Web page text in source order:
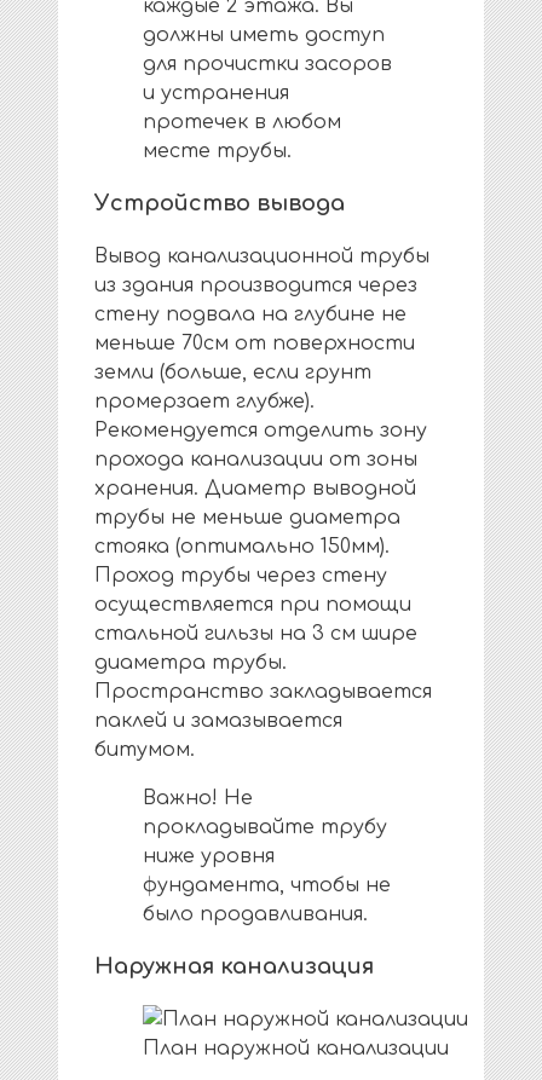
каждые 2 этажа. Вы
должны иметь доступ
для прочистки засоров
и устранения
протечек в любом
месте трубы.
Устройство вывода
Вывод канализационной трубы
из здания производится через
стену подвала на глубине не
меньше 70см от поверхности
земли (больше, если грунт
промерзает глубже).
Рекомендуется отделить зону
прохода канализации от зоны
хранения. Диаметр выводной
трубы не меньше диаметра
стояка (оптимально 150мм).
Проход трубы через стену
осуществляется при помощи
стальной гильзы на 3 см шире
диаметра трубы.
Пространство закладывается
паклей и замазывается
битумом.
Важно! Не
прокладывайте трубу
ниже уровня
фундамента, чтобы не
было продавливания.
Наружная канализация
План наружной канализации